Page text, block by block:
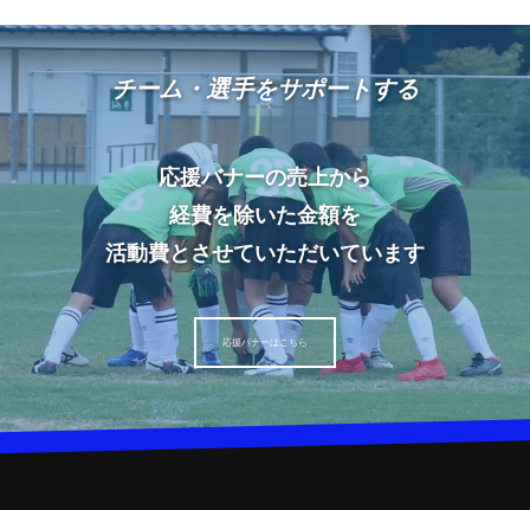
チーム・選手をサポートする
応援バナーの売上から
経費を除いた金額を
活動費とさせていただいています
応援バナーはこちら